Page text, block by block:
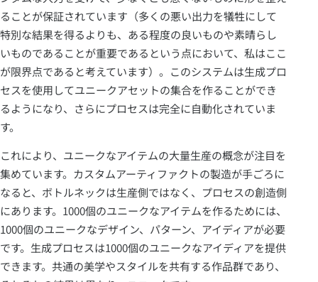
ることが保証されています（多くの悪い出力を犠牲にして
特別な結果を得るよりも、ある程度の良いものや素晴らし
いものであることが重要であるという点において、私はここ
が限界点であると考えています）。このシステムは生成プロ
セスを使用してユニークアセットの集合を作ることができ
るようになり、さらにプロセスは完全に自動化されていま
す。
これにより、ユニークなアイテムの大量生産の概念が注目を
集めています。カスタムアーティファクトの製造が手ごろに
なると、ボトルネックは生産側ではなく、プロセスの創造側
にあります。1000個のユニークなアイテムを作るためには、
1000個のユニークなデザイン、パターン、アイディアが必要
です。生成プロセスは1000個のユニークなアイディアを提供
できます。共通の美学やスタイルを共有する作品群であり、